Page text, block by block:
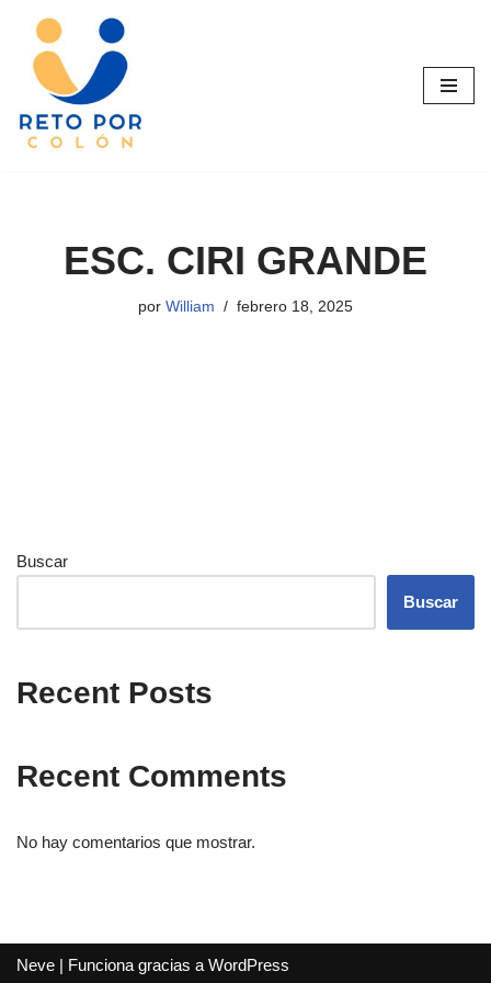
Saltar
contenido
ESC. CIRI GRANDE
por William febrero 18, 2025
Buscar
Buscar
Recent Posts
Recent Comments
No hay comentarios que mostrar.
Neve | Funciona gracias a WordPress